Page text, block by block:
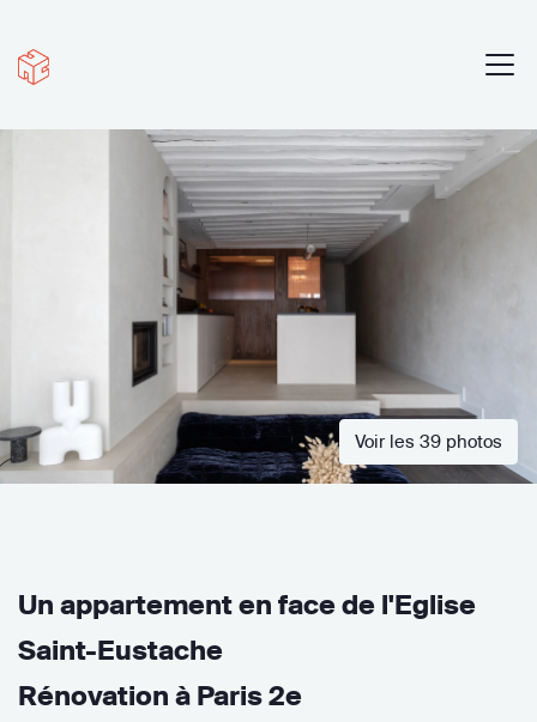
Voir les 39 photos
Un appartement en face de l'Eglise
Saint-Eustache
Rénovation à Paris 2e